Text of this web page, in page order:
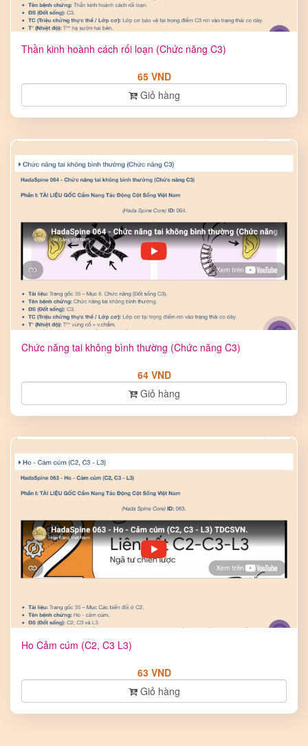
Thần kinh hoành cách rối loạn (Chức năng C3)
65 VND
Giỏ hàng
Chức năng tai không bình thường (Chức năng C3)
64 VND
Giỏ hàng
Ho Cảm cúm (C2, C3 L3)
63 VND
Giỏ hàng